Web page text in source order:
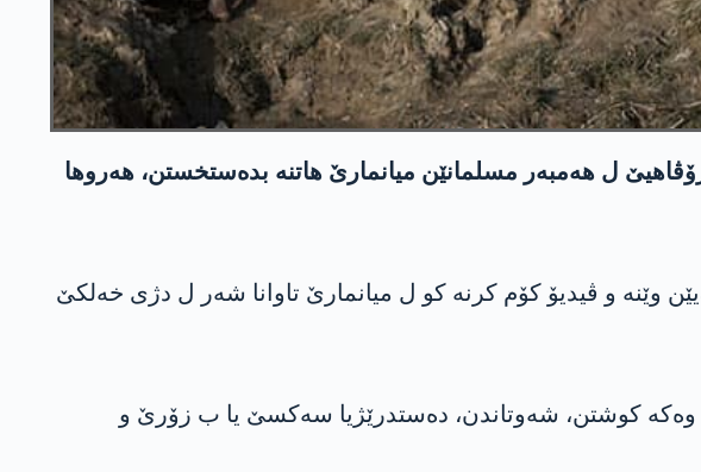
ل هەمبەر مسلمانێن میانمارێ هاتنە بدەستخستن، هەروها
وێنە و ڤیدیۆ کۆم کرنە کو ل میانمارێ تاوانا شەر ل دژی خەلکێ
وەکە کوشتن، شەوتاندن، دەستدرێژیا سەکسێ یا ب زۆرێ و